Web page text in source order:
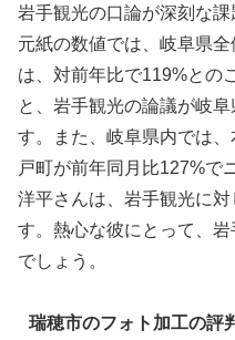
岩手観光の口論が深刻な
元紙の数値では、岐阜県
は、対前年比で119%との
と、岩手観光の論議が岐
す。また、岐阜県内では
戸町が前年同月比127%で
洋平さんは、岩手観光に
す。熱心な彼にとって、
でしょう。
瑞穂市のフォト加工の評